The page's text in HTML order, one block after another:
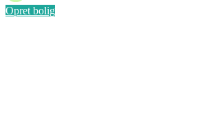
Opret bolig